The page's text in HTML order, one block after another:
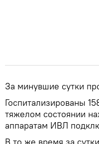
За минувшие сутки
Госпитализированы
тяжелом состоянии
аппаратам ИВЛ